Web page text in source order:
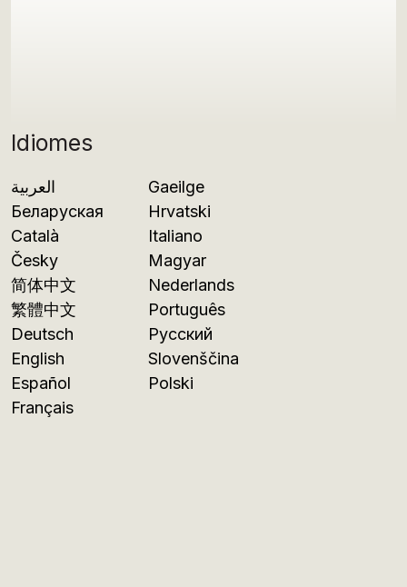
Idiomes
العربية
Беларуская
Català
Česky
简体中文
繁體中文
Deutsch
English
Español
Français
Gaeilge
Hrvatski
Italiano
Magyar
Nederlands
Português
Русский
Slovenščina
Polski